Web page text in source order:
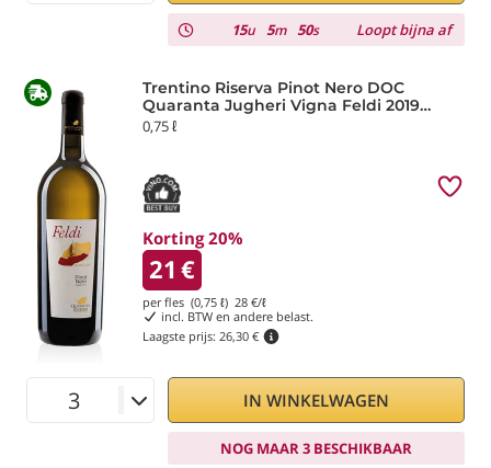
15u 5m 49s Loopt bijna af
Trentino Riserva Pinot Nero DOC
Quaranta Jugheri Vigna Feldi 2019
Roveré della Luna
0,75 ℓ
Korting 20%
21 €
per fles (0,75 ℓ) 28 €/ℓ
incl. BTW en andere belast.
Laagste prijs: 26,30 €
IN WINKELWAGEN
NOG MAAR 3 BESCHIKBAAR